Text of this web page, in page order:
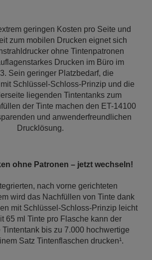
geringen Kosten pro Seite und
zum mobilen Drucken eignet sich
ohne Tintenpatronen
Drucken im Büro im
Sein geringer Platzbedarf, die
Schlüssel-Schloss-Prinzip und die
liegenden Tintentanks zum
der Tinte machen den ET-14100
und anwenderfreundlichen
Drucklösung.
ohne Patronen – jetzt wechseln!
nach vorne gerichteten
wird das Nachfüllen von Tinte dank
mit Schlüssel-Schloss-Prinzip leicht
65 ml Tinte pro Flasche kann der
bis zu 7.000 hochwertige
Satz Tintenflaschen drucken¹.